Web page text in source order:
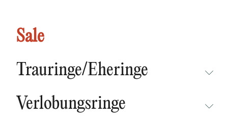
Sale
Trauringe/Eheringe
NEUHEITEN
Verlobungsringe
Diamanten und Aquamarinherz
Meghan